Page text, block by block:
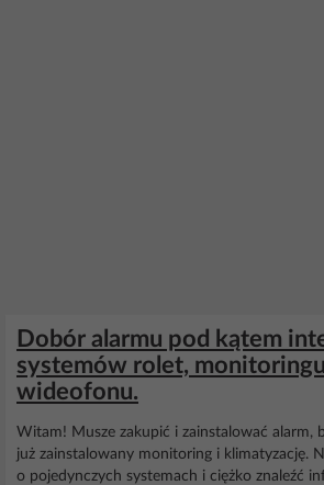
Dobór alarmu pod kątem
systemów rolet,
wideofonu.
Witam! Musze zakupić i zainstalować alarm,
już zainstalowany monitoring i klimatyzację.
o pojedynczych systemach i ciężko znaleźć